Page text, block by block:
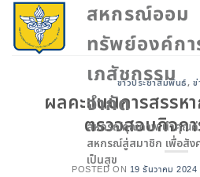
Skip
content
สหกรณ์ออม
ทรัพย์องค์กา
เภสัชกรรม
จำกัด
สหกรณ์คุณภาพ นำคุณค่
สหกรณ์สู่สมาชิก เพื่อสัง
เป็นสุข
ข่าวประชาสัมพันธ์,
ผลคะแนนการสรรห
ตรวจสอบกิจก
POSTED ON 19 ธันวาคม 2024